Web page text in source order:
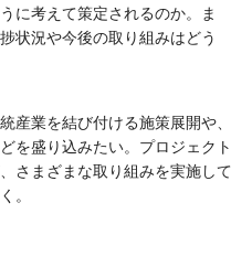
に考えて策定されるのか。ま
状況や今後の取り組みはどう
業を結び付ける施策展開や、
を盛り込みたい。プロジェクト
さまざまな取り組みを実施して
。